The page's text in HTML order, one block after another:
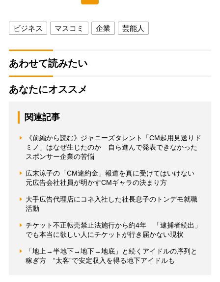
ビジネス マスコミ 企業 芸能人
あわせて読みたい
あなたにオススメ
関連記事
《前編から読む》ジャニーズタレント「CM起用見送りド
ミノ」はなぜ生じたのか 自ら進んで発表できなかった
スポンサー企業の苦悩
広末涼子の「CM違約金」報道を真に受けてはいけない
元広告会社社員が明かすCMギャラの決まり方
大手広告代理店にコネ入社した社長息子のトンデモ就職
活動
チケット不正転売禁止法施行から約4年 「逮捕者続出」
でも本当に欲しい人にチケットが行き届かない現状
「地上→半地下→地下→地底」と続くアイドルの序列と
稼ぎ方 “太客”で安定収入を得る地下アイドルも